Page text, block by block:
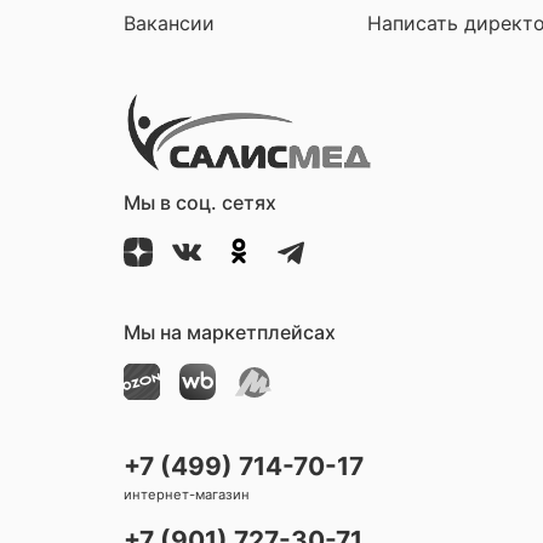
Вакансии Написать
Мы в соц. сетях
Мы на маркетплейсах
+7 (499) 714-70-17
интернет-магазин